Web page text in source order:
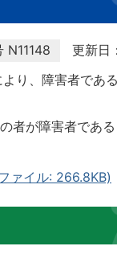
N11148
更新日
り、障害者であ
者が障害者であ
ァイル: 266.8KB)